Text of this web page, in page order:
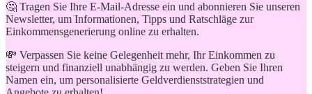
🤔 Tragen Sie Ihre E-Mail-Adresse ein und abonnieren Sie unseren
Newsletter, um Informationen, Tipps und Ratschläge zur
Einkommensgenerierung online zu erhalten.
💸 Verpassen Sie keine Gelegenheit mehr, Ihr Einkommen zu
steigern und finanziell unabhängig zu werden. Geben Sie Ihren
Namen ein, um personalisierte Geldverdienststrategien und